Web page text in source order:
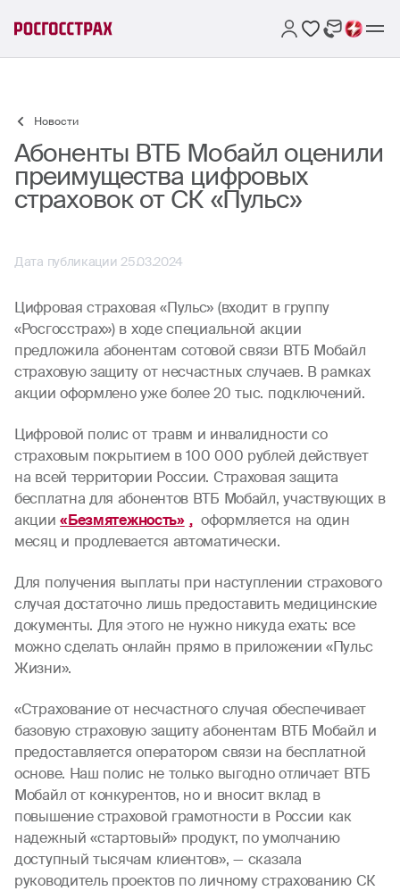
Новости
Абоненты ВТБ Мобайл оценили
преимущества цифровых
страховок от СК «Пульс»
Дата публикации 25.03.2024
Цифровая страховая «Пульс» (входит в группу
«Росгосстрах») в ходе специальной акции
предложила абонентам сотовой связи ВТБ Мобайл
страховую защиту от несчастных случаев. В рамках
акции оформлено уже более 20 тыс. подключений.
Цифровой полис от травм и инвалидности со
страховым покрытием в 100 000 рублей действует
на всей территории России. Страховая защита
бесплатна для абонентов ВТБ Мобайл, участвующих в
акции«Безмятежность» , оформляется на один
месяц и продлевается автоматически.
Для получения выплаты при наступлении страхового
случая достаточно лишь предоставить медицинские
документы. Для этого не нужно никуда ехать: все
можно сделать онлайн прямо в приложении «Пульс
Жизни».
«Страхование от несчастного случая обеспечивает
базовую страховую защиту абонентам ВТБ Мобайл и
предоставляется оператором связи на бесплатной
основе. Наш полис не только выгодно отличает ВТБ
Мобайл от конкурентов, но и вносит вклад в
повышение страховой грамотности в России как
надежный «стартовый» продукт, по умолчанию
доступный тысячам клиентов», — сказала
руководитель проектов по личному страхованию СК